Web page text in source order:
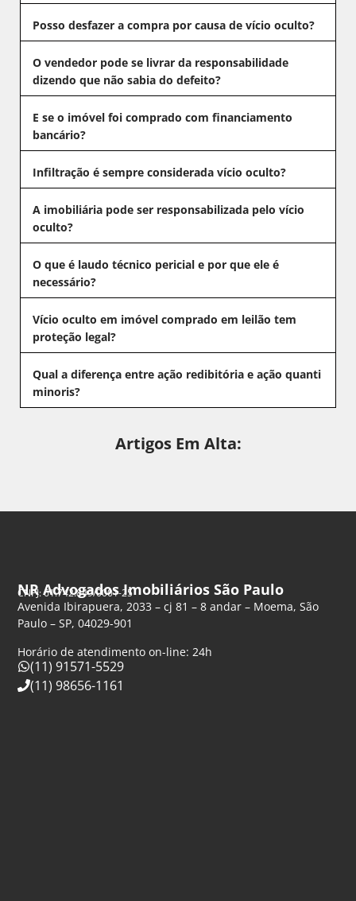
Posso desfazer a compra por causa de vício oculto?
O vendedor pode se livrar da responsabilidade
dizendo que não sabia do defeito?
E se o imóvel foi comprado com financiamento
bancário?
Infiltração é sempre considerada vício oculto?
A imobiliária pode ser responsabilizada pelo vício
oculto?
O que é laudo técnico pericial e por que ele é
necessário?
Vício oculto em imóvel comprado em leilão tem
proteção legal?
Qual a diferença entre ação redibitória e ação quanti
minoris?
Artigos Em Alta:
NR Advogados Imobiliários São Paulo
CNPJ: 61.742.849/0001-25
Avenida Ibirapuera, 2033 – cj 81 – 8 andar – Moema, São
Paulo – SP, 04029-901
Horário de atendimento on-line: 24h
(11) 91571-5529
(11) 98656-1161